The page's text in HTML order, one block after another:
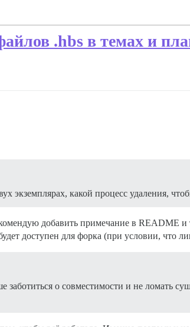
.hbs в темах и
экземплярах, какой процесс удаления,
добавить примечание в README и
доступен для форка (при условии, что
заботиться о совместимости и не ломать